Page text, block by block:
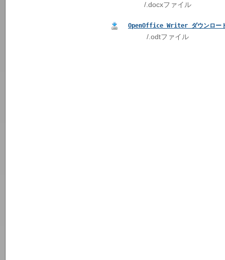
/.docxファイル
OpenOffice Writer ダウンロー
/.odtファイル